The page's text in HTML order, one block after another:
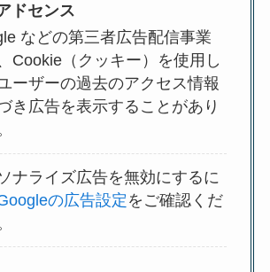
ドセンス
などの第三者広告配信事業
Cookie（クッキー）を使用し
ーザーの過去のアクセス情報
き広告を表示することがあり
ナライズ広告を無効にするに
の広告設定 をご確認くだ